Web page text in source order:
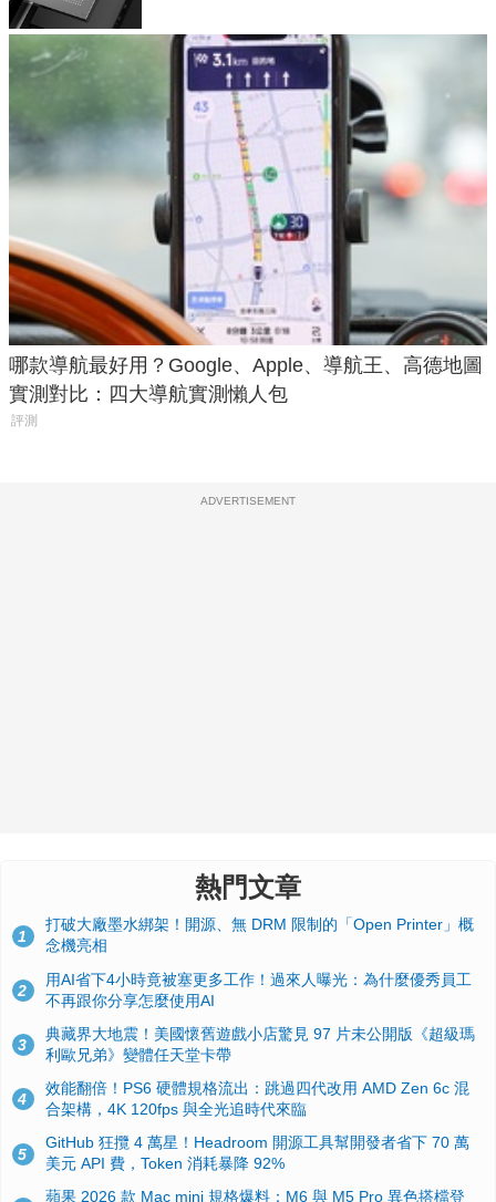
哪款導航最好用？Google、Apple、導航王、高德地圖
實測對比：四大導航實測懶人包
評測
ADVERTISEMENT
熱門文章
1
打破大廠墨水綁架！開源、無 DRM 限制的「Open Printer」概
念機亮相
2
用AI省下4小時竟被塞更多工作！過來人曝光：為什麼優秀員工
不再跟你分享怎麼使用AI
3
典藏界大地震！美國懷舊遊戲小店驚見 97 片未公開版《超級瑪
利歐兄弟》變體任天堂卡帶
4
效能翻倍！PS6 硬體規格流出：跳過四代改用 AMD Zen 6c 混
合架構，4K 120fps 與全光追時代來臨
5
GitHub 狂攬 4 萬星！Headroom 開源工具幫開發者省下 70 萬
美元 API 費，Token 消耗暴降 92%
蘋果 2026 款 Mac mini 規格爆料：M6 與 M5 Pro 異色搭檔登